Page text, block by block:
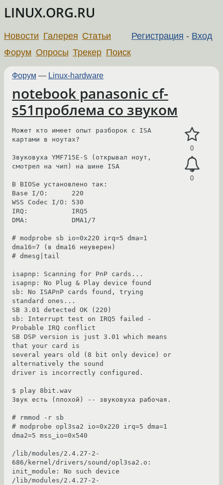
LINUX.ORG.RU
Регистрация - Вход
Новости Галерея Статьи
Форум Опросы Трекер Поиск
Форум — Linux-hardware
notebook panasonic cf-
s51проблема со звуком
0
0
Может кто имеет опыт разборок с ISA
картами в ноутах?
Звуковуха YMF715E-S (открывал ноут,
смотрел на чип) на шине ISA
B BIOSe установлено так:
Base I/O:      220
WSS Codec I/O: 530
IRQ:           IRQ5
DMA:           DMA1/7
# modprobe sb io=0x220 irq=5 dma=1
dma16=7 (в dma16 неуверен)
# dmesg|tail
isapnp: Scanning for PnP cards...
isapnp: No Plug & Play device found
sb: No ISAPnP cards found, trying
standard ones...
SB 3.01 detected OK (220)
sb: Interrupt test on IRQ5 failed -
Probable IRQ conflict
SB DSP version is just 3.01 which means
that your card is
several years old (8 bit only device) or
alternatively the sound
driver is incorrectly configured.
$ play 8bit.wav
Звук есть (плохой) -- звуковуха рабочая.
# rmmod -r sb
# modprobe opl3sa2 io=0x220 irq=5 dma=1
dma2=5 mss_io=0x540
/lib/modules/2.4.27-2-
686/kernel/drivers/sound/opl3sa2.o:
init_module: No such device
/lib/modules/2.4.27-2-